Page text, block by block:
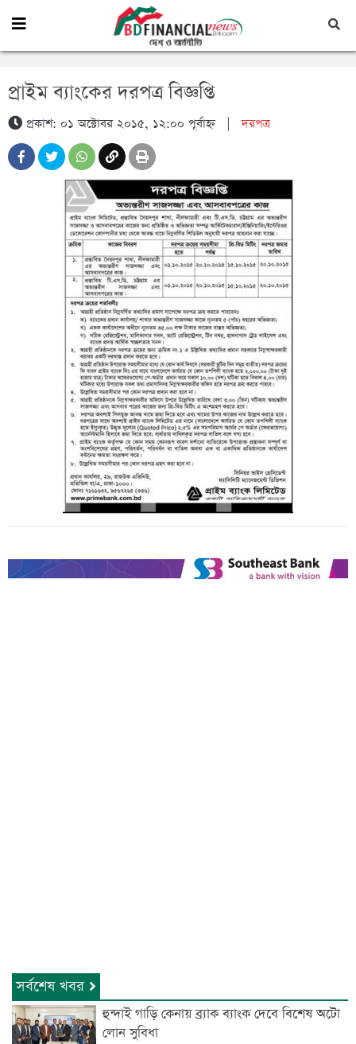
প্রাইম ব্যাংকের দরপত্র বিজ্ঞপ্তি
প্রকাশ: ০১ অক্টোবর ২০১৫, ১২:০০ পূর্বাহ্ন|দরপত্র
সর্বশেষ খবর
হুন্দাই গাড়ি কেনায় ব্র্যাক ব্যাংক দেবে বিশেষ অটো
লোন সুবিধা